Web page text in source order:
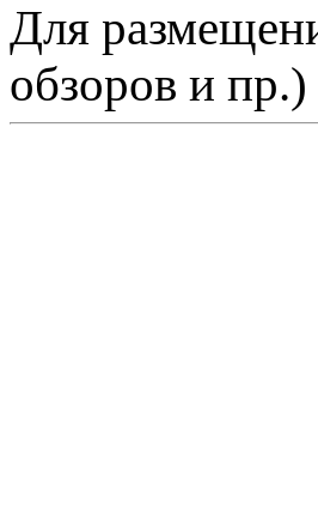
Для
обзоров и